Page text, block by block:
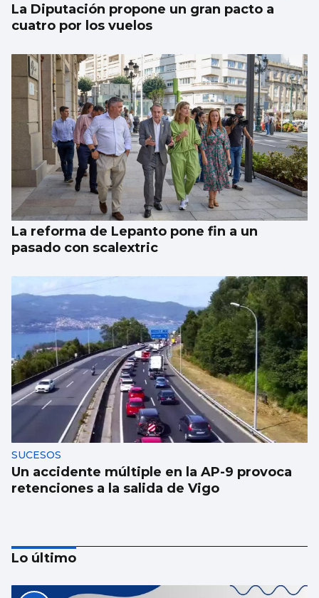
La Diputación propone un gran pacto a
cuatro por los vuelos
La reforma de Lepanto pone fin a un
pasado con scalextric
SUCESOS
Un accidente múltiple en la AP-9 provoca
retenciones a la salida de Vigo
Lo último